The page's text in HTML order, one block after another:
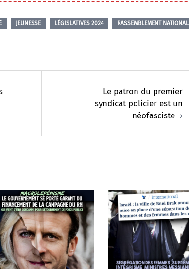
JEUNESSE LÉGISLATIVES 2024
RASSEMBLEMENT NATIONAL
Le patron du premier
syndicat policier est un
néofasciste